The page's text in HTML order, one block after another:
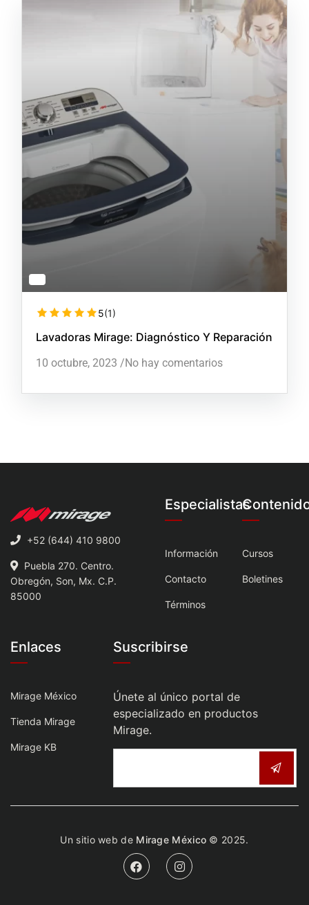
5(1)
Lavadoras Mirage: Diagnóstico Y Reparación
10 octubre, 2023 / No hay comentarios
+52 (644) 410 9800
Puebla 270. Centro.
Obregón, Son, Mx. C.P.
85000
Especialistas
Información
Contacto
Términos
Cursos
Boletines
Enlaces
Mirage México
Tienda Mirage
Mirage KB
Suscribirse
Únete al único portal de
especializado en productos
Mirage.
Un sitio web de Mirage México © 2025.